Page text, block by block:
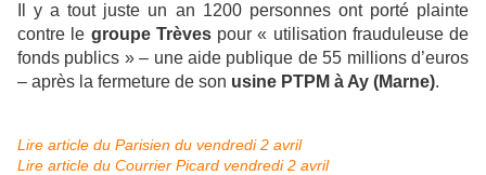
y a tout juste un an 1200 personnes ont porté plainte
contre le groupe Trèvespour « utilisation frauduleuse de
fonds publics » – une aide publique de 55 millions d’euros
– après la fermeture de son usine PTPM à Ay (Marne).
Lire article du Parisien du vendredi 2 avril
Lire article du Courrier Picard vendredi 2 avril